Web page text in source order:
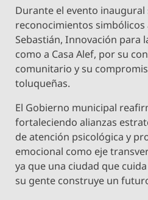
Durante el evento
reconocimientos simbólicos
Sebastián, Innovación para
como a Casa Alef, por su
comunitario y su
toluqueñas.
El Gobierno municipal
fortaleciendo alianzas
de atención psicológica y
emocional como eje
ya que una ciudad que
su gente construye un